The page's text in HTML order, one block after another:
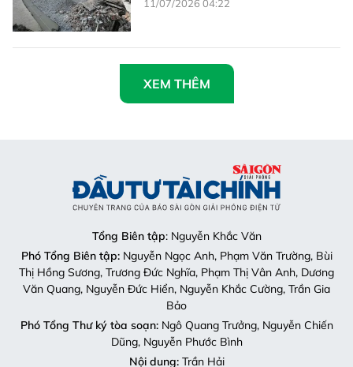
XEM THÊM
Tổng Biên tập
: Nguyễn Khắc Văn
Nguyễn Ngọc Anh, Phạm Văn Trường, Bùi
Thị Hồng Sương, Trương Đức Nghĩa, Phạm Thị Vân Anh, Dương
Văn Quang, Nguyễn Đức Hiển, Nguyễn Khắc Cường, Trần Gia
Bảo
Phó Tổng Thư ký tòa soạn:Ngô Quang Trưởng, Nguyễn Chiến
Dũng, Nguyễn Phước Bình
Nội dung:Trần Hải
Giấy phép mở chuyên trang Sài Gòn Giải Phóng Đầu Tư Tài
Chính số 29/GP-CBC do Cục Báo chí, Bộ Thông tin và Truyền